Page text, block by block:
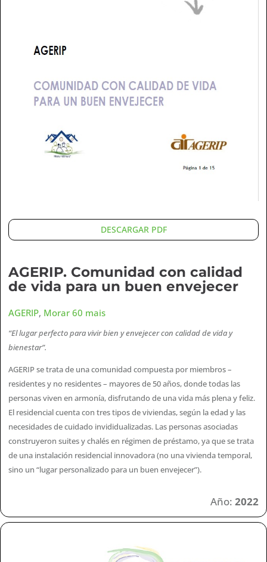
DESCARGAR PDF
AGERIP. Comunidad con calidad
de vida para un buen envejecer
AGERIP, Morar 60 mais
“El lugar perfecto para vivir bien y envejecer con calidad de vida y
bienestar”.
AGERIP se trata de una comunidad compuesta por miembros –
residentes y no residentes – mayores de 50 años, donde todas las
personas viven en armonía, disfrutando de una vida más plena y feliz.
El residencial cuenta con tres tipos de viviendas, según la edad y las
necesidades de cuidado invididualizadas. Las personas asociadas
construyeron suites y chalés en régimen de préstamo, ya que se trata
de una instalación residencial innovadora (no una vivienda temporal,
sino un “lugar personalizado para un buen envejecer”).
Año: 2022